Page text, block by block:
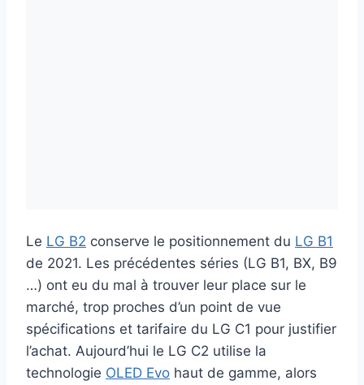
Le LG B2 conserve le positionnement du LG B1
de 2021. Les précédentes séries (LG B1, BX, B9
…) ont eu du mal à trouver leur place sur le
marché, trop proches d’un point de vue
spécifications et tarifaire du LG C1 pour justifier
l’achat. Aujourd’hui le LG C2 utilise la
technologie OLED Evo haut de gamme, alors